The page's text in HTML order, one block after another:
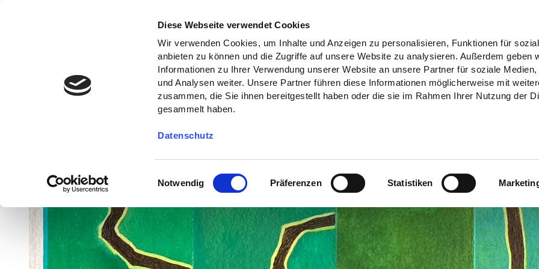
Diese Webseite verwendet Cookies
Wir verwenden Cookies, um Inhalte und Anzeigen zu personalisieren, Funktionen für
anbieten zu können und die Zugriffe auf unsere Website zu analysieren. Außerdem geben
Informationen zu Ihrer Verwendung unserer Website an unsere Partner für soziale Medien,
und Analysen weiter. Unsere Partner führen diese Informationen möglicherweise mit
zusammen, die Sie ihnen bereitgestellt haben oder die sie im Rahmen Ihrer Nutzung der
gesammelt haben.
Datenschutz
i
w
l
Notwendig Präferenzen Statistiken